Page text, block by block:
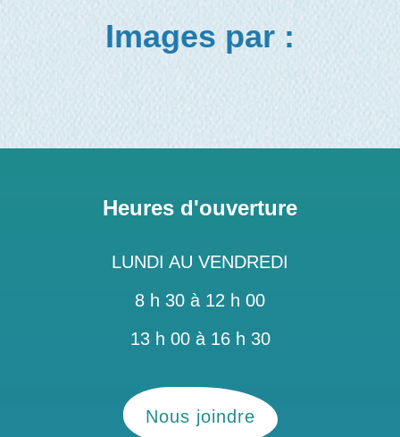
Images par :
Heures d'ouverture
LUNDI AU VENDREDI
8 h 30 à 12 h 00
13 h 00 à 16 h 30
Nous joindre